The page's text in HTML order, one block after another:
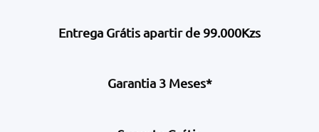
Entrega Grátis apartir de 99.000Kzs
Garantia 3 Meses*